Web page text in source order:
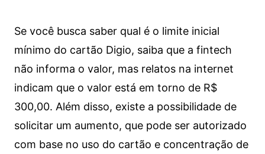
Se você busca saber qual é o limite inicial
mínimo do cartão Digio, saiba que a fintech
não informa o valor, mas relatos na internet
indicam que o valor está em torno de R$
300,00. Além disso, existe a possibilidade de
solicitar um aumento, que pode ser autorizado
com base no uso do cartão e concentração de